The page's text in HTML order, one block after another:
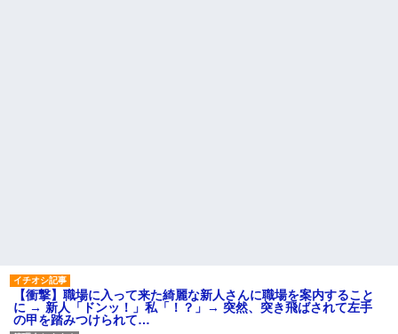
後続車にクラクションを鳴ら
され彼氏が逆切れ。「何クラク
ション鳴らしてんだ！降りてこ
いよ！」と怒鳴りだし...
【衝撃】職場に入って来た綺麗な新人さんに職場を案内すること
に → 新人「ドンッ！」私「！？」→ 突然、突き飛ばされて左手
の甲を踏みつけられて…